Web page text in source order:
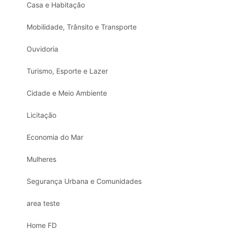
Casa e Habitação
Mobilidade, Trânsito e Transporte
Ouvidoria
Turismo, Esporte e Lazer
Cidade e Meio Ambiente
Licitação
Economia do Mar
Mulheres
Segurança Urbana e Comunidades
area teste
Home FD